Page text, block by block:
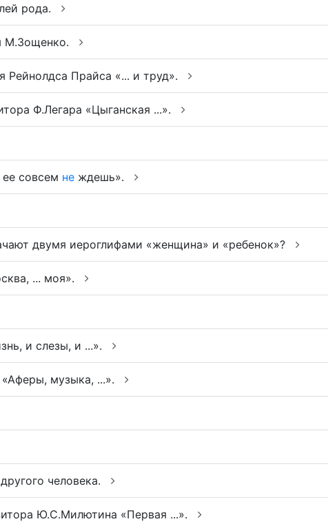
рода.
М.Зощенко.
Рейнолдса Прайса «... и труд».
Ф.Легара «Цыганская ...».
ее совсем не ждешь».
двумя иероглифами «женщина» и «ребенок»?
... моя».
и слезы, и ...».
музыка, ...».
человека.
Ю.С.Милютина «Первая ...».